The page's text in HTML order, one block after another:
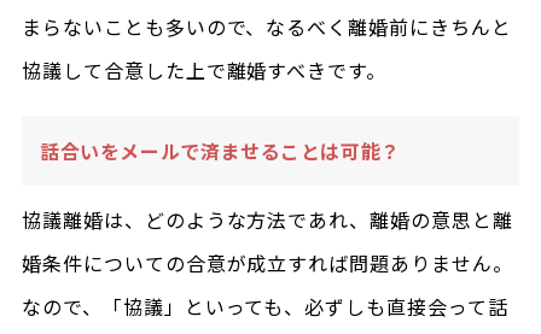
まらないことも多いので、なるべく離婚前にきちんと
協議して合意した上で離婚すべきです。
話合いをメールで済ませることは可能？
協議離婚は、どのような方法であれ、離婚の意思と離
婚条件についての合意が成立すれば問題ありません。
なので、「協議」といっても、必ずしも直接会って話